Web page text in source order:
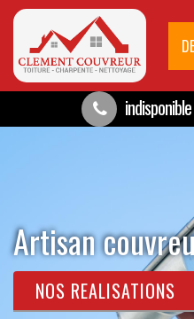
indisponible
Artisan
NOS REALISATIONS